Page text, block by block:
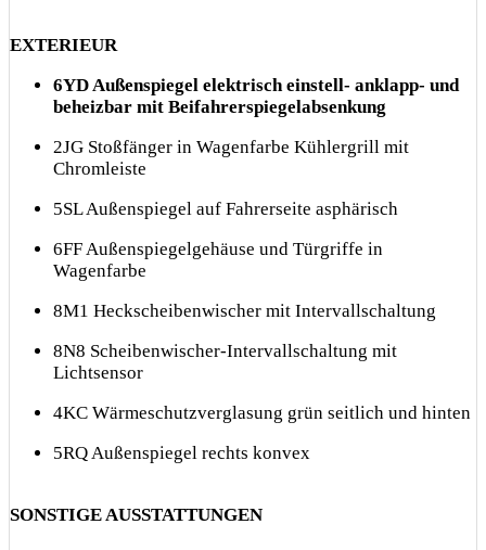
EXTERIEUR
6YD Außenspiegel elektrisch einstell- anklapp- und
beheizbar mit Beifahrerspiegelabsenkung
2JG Stoßfänger in Wagenfarbe Kühlergrill mit
Chromleiste
5SL Außenspiegel auf Fahrerseite asphärisch
6FF Außenspiegelgehäuse und Türgriffe in
Wagenfarbe
8M1 Heckscheibenwischer mit Intervallschaltung
8N8 Scheibenwischer-Intervallschaltung mit
Lichtsensor
4KC Wärmeschutzverglasung grün seitlich und hinten
5RQ Außenspiegel rechts konvex
SONSTIGE AUSSTATTUNGEN